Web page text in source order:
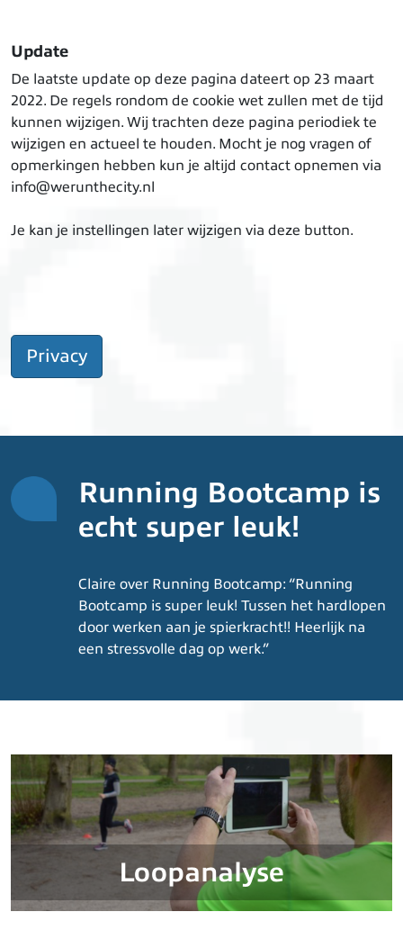
Update
De laatste update op deze pagina dateert op 23 maart
2022. De regels rondom de cookie wet zullen met de tijd
kunnen wijzigen. Wij trachten deze pagina periodiek te
wijzigen en actueel te houden. Mocht je nog vragen of
opmerkingen hebben kun je altijd contact opnemen via
info@werunthecity.nl
Je kan je instellingen later wijzigen via deze button.
Privacy
Running Bootcamp is
echt super leuk!
Claire over Running Bootcamp: “Running
Bootcamp is super leuk! Tussen het hardlopen
door werken aan je spierkracht!! Heerlijk na
een stressvolle dag op werk.”
Loopanalyse